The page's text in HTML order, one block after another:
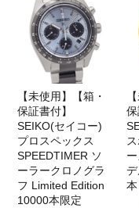
【未使用】【箱・
保証書付】
SEIKO(セイコー)
プロスペックス
SPEEDTIMER ソ
ーラークロノグラ
フ Limited Edition
10000本限定
保